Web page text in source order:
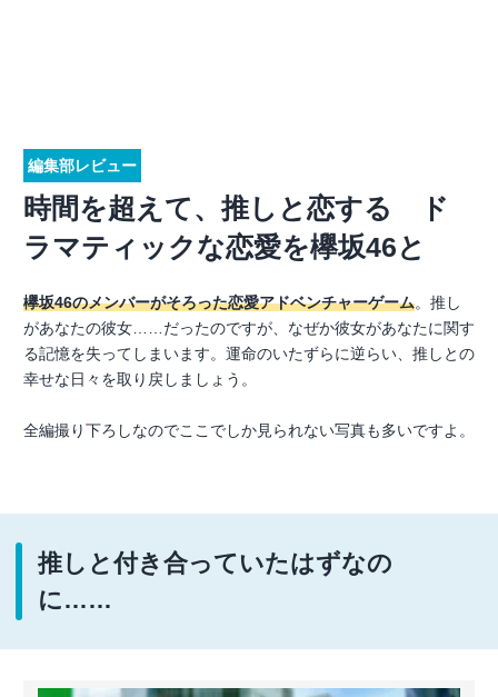
編集部レビュー
時間を超えて、推しと恋する ド
ラマティックな恋愛を欅坂46と
欅坂46のメンバーがそろった恋愛アドベンチャーゲーム。推し
があなたの彼女……だったのですが、なぜか彼女があなたに関す
る記憶を失ってしまいます。運命のいたずらに逆らい、推しとの
幸せな日々を取り戻しましょう。
全編撮り下ろしなのでここでしか見られない写真も多いですよ。
推しと付き合っていたはずなの
に……